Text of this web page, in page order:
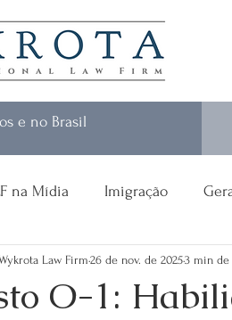
e no Brasil
na Mídia Imigração
O-1:
Law Firm 26 de nov. de 20253 min